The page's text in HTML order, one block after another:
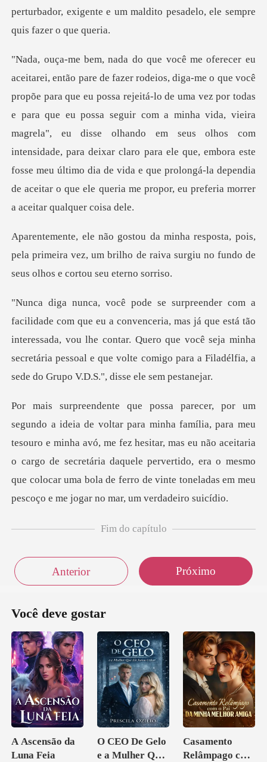
ez por todas
e para que eu possa seguir com a minha vida, vieira
magrela", eu disse olhando em seus olhos com
intensidade, para deixar claro para ele que,
ois,
pela primeira vez, um brilho de raiva surgiu
s já que está tão
interessada, vou lhe contar. Quero que você seja minha
secretária pesso
ouro e minha avó, me fez hesitar, mas eu não aceitaria
o cargo de secretária daquele pervertido, era o mesm
Fim do capítulo
Anterior Próximo
Você deve gostar
A Ascensão da
Luna Feia
O CEO De Gelo
e a Mulher Que
Casamento
Relâmpago com